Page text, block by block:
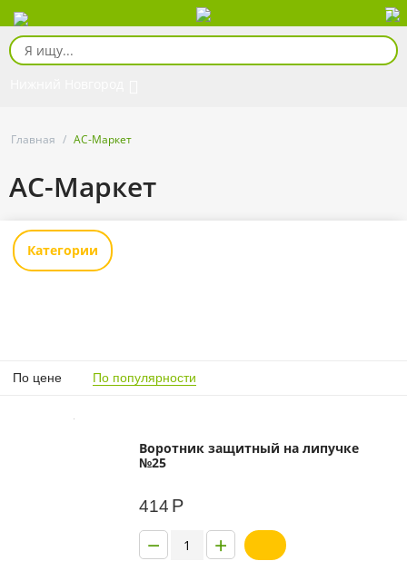
Главная / АС-Маркет
АС-Маркет
Категории
По цене По популярности
Воротник защитный на липучке
№25
414 Р
+
−